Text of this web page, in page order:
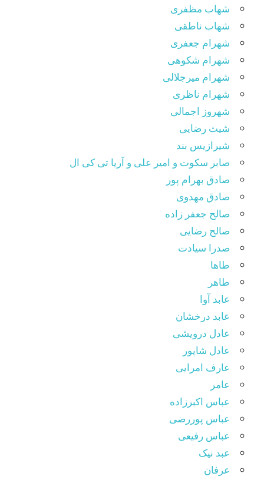
شهاب مظفری
شهاب ناطقی
شهرام جعفری
شهرام شکوهی
شهرام میرجلالی
شهرام ناظری
شهروز اجمالی
شیث رضایی
شیرازیس بند
صابر سکوت و امیر علی و آریا تی کی ال
صادق بهرام پور
صادق مهدوی
صالح جعفر زاده
صالح رضایی
صدرا سیادت
طاها
طاهر
عابد آوا
عابد درخشان
عادل درویشی
عادل شاپور
عارف امرایی
عامر
عباس اکبرزاده
عباس پوررضی
عباس رفیعی
عبد نیک
عرفان